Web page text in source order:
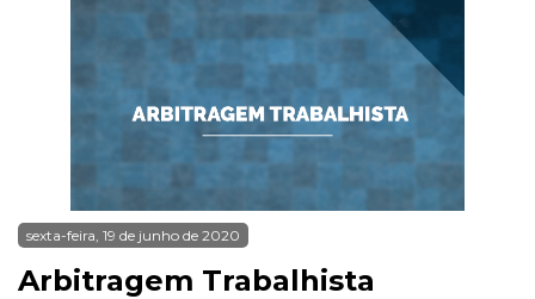
sexta-feira, 19 de junho de 2020
Arbitragem Trabalhista